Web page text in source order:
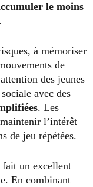
le moins
à mémoriser
de
des jeunes
avec des
. Les
l’intérêt
de jeu répétées.
fait un excellent
En combinant